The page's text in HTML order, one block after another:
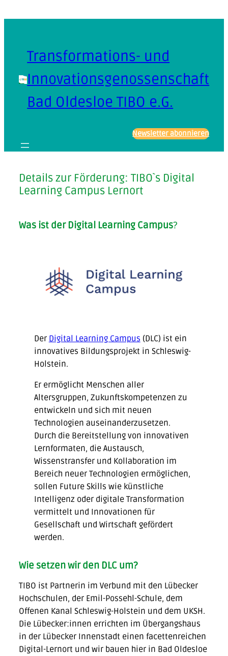
Transformations- und
Innovationsgenossenschaft
Bad Oldesloe TIBO e.G.
Newsletter abonnieren
Details zur Förderung: TIBO`s Digital
Learning Campus Lernort
Was ist der Digital Learning Campus?
Der Digital Learning Campus (DLC) ist ein
innovatives Bildungsprojekt in Schleswig-
Holstein.
Er ermöglicht Menschen aller
Altersgruppen, Zukunftskompetenzen zu
entwickeln und sich mit neuen
Technologien auseinanderzusetzen.
Durch die Bereitstellung von innovativen
Lernformaten, die Austausch,
Wissenstransfer und Kollaboration im
Bereich neuer Technologien ermöglichen​,
sollen Future Skills wie künstliche
Intelligenz oder digitale Transformation
vermittelt und Innovationen für
Gesellschaft und Wirtschaft gefördert
werden.
Wie setzen wir den DLC um?
TIBO ist Partnerin im Verbund mit den Lübecker
Hochschulen, der Emil-Possehl-Schule, dem
Offenen Kanal Schleswig-Holstein und dem UKSH.
Die Lübecker:innen errichten im Übergangshaus
in der Lübecker Innenstadt einen facettenreichen
Digital-Lernort und wir bauen hier in Bad Oldesloe